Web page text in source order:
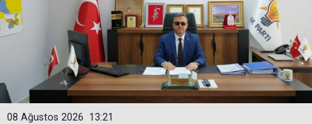
13:21
08 Ağustos 2026